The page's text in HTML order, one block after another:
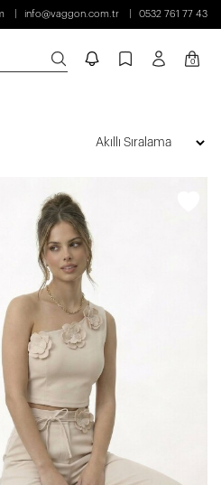
info@vaggon.com.tr 0532 761 77 43
0